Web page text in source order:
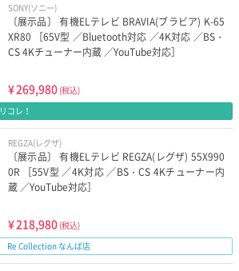
SONY(ソニー)
〔展示品〕 有機ELテレビ BRAVIA(ブラビア) K-65
XR80 ［65V型 ／Bluetooth対応 ／4K対応 ／BS・
CS 4Kチューナー内蔵 ／YouTube対応］
¥269,980 (税込)
リコレ！
REGZA(レグザ)
〔展示品〕 有機ELテレビ REGZA(レグザ) 55X990
0R ［55V型 ／4K対応 ／BS・CS 4Kチューナー内
蔵 ／YouTube対応］
¥218,980 (税込)
Re Collection なんば店